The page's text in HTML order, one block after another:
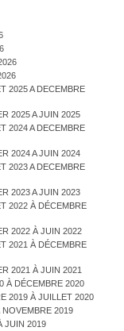
2025 A DECEMBRE
2025 A JUIN 2025
2024 A DECEMBRE
2024 A JUIN 2024
2023 A DECEMBRE
2023 A JUIN 2023
2022 À DÉCEMBRE
2022 À JUIN 2022
2021 À DÉCEMBRE
2021 À JUIN 2021
À DÉCEMBRE 2020
2019 À JUILLET 2020
2019
JUIN 2019